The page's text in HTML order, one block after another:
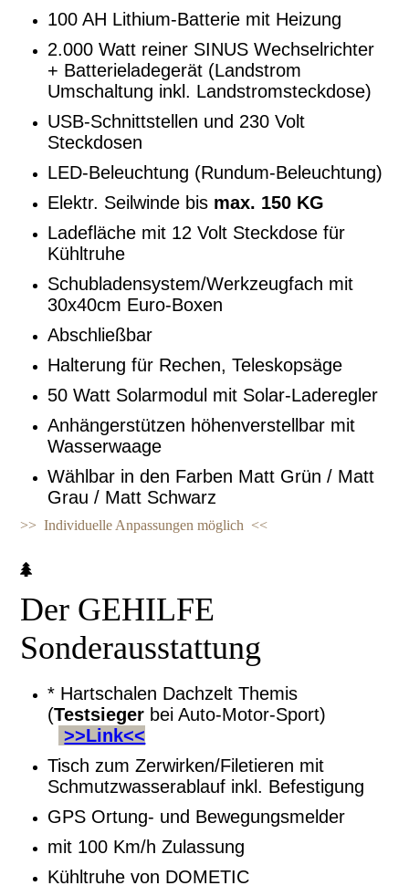
100 AH Lithium-Batterie mit Heizung
2.000 Watt reiner SINUS Wechselrichter
+ Batterieladegerät (Landstrom
Umschaltung inkl. Landstromsteckdose)
USB-Schnittstellen und 230 Volt
Steckdosen
LED-Beleuchtung (Rundum-Beleuchtung)
Elektr. Seilwinde bis max. 150 KG
Ladefläche mit 12 Volt Steckdose für
Kühltruhe
Schubladensystem/Werkzeugfach mit
30x40cm Euro-Boxen
Abschließbar
Halterung für Rechen, Teleskopsäge
50 Watt Solarmodul mit Solar-Laderegler
Anhängerstützen höhenverstellbar mit
Wasserwaage
Wählbar in den Farben Matt Grün / Matt
Grau / Matt Schwarz
>> Individuelle Anpassungen möglich <<
Der GEHILFE
Sonderausstattung
* Hartschalen Dachzelt Themis
(Testsieger bei Auto-Motor-Sport)
>>Link<<
Tisch zum Zerwirken/Filetieren mit
Schmutzwasserablauf inkl. Befestigung
GPS Ortung- und Bewegungsmelder
mit 100 Km/h Zulassung
Kühltruhe von DOMETIC